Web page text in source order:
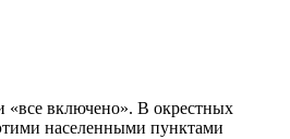
«все включено». В окрестных
населенными пунктами